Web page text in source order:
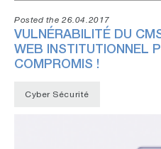
Posted the 26.04.2017
VULNÉRABILITÉ DU
WEB INSTITUTIONNEL
COMPROMIS !
Cyber Sécurité